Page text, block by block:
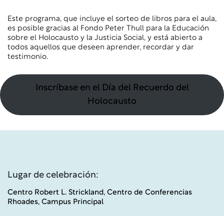
Este programa, que incluye el sorteo de libros para el aula,
es posible gracias al Fondo Peter Thull para la Educación
sobre el Holocausto y la Justicia Social, y está abierto a
todos aquellos que deseen aprender, recordar y dar
testimonio.
Inscríbase en el Día del Recuerdo del
Holocausto
Lugar de celebración:
Centro Robert L. Strickland, Centro de Conferencias
Rhoades, Campus Principal